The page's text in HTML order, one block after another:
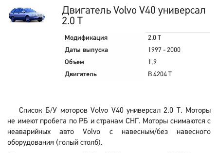
Двигатель Volvo V40 универсал
2.0 T
Модификация
2.0 T
Даты выпуска
1997 - 2000
Объем
1,9
Двигатель
B 4204 T
Список Б/У моторов Volvo V40 универсал 2.0 T. Моторы
не имеют пробега по РБ и странам СНГ. Моторы снимаются с
неаварийных авто Volvo с навесным/без навесного
оборудования (голый столб).